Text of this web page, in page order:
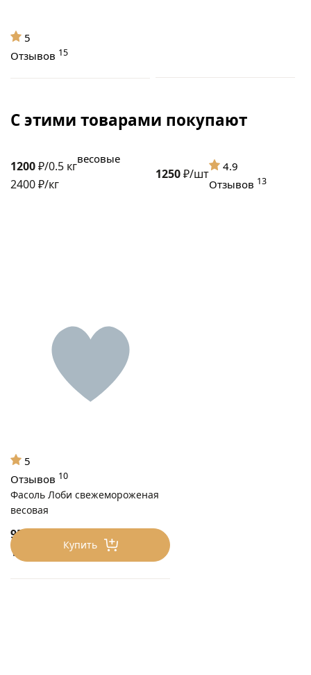
1200₽/0.5 кг
2400 ₽/кг
весовые
5
Отзывов 15
1250₽/шт
4.9
Отзывов 13
С этими товарами покупают
Купить
95₽/0.5 кг
190 ₽/кг
Фасоль Лоби свежемороженая
весовая
5
Отзывов 10